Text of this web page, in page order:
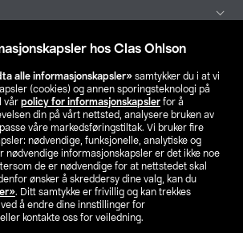
hos Clas Ohlson
alle informasjonskapsler» samtykker du i at vi
(cookies) og annen sporingsteknologi på
vår policy for informasjonskapsler for å
din på vårt nettsted, analysere bruken av
våre markedsføringstiltak. Vi bruker fire
nødvendige, funksjonelle, analytiske og
nødvendige informasjonskapsler er det ikke noe
de er nødvendige for at nettstedet skal
ønsker å skreddersy dine valg, kan du
. Ditt samtykke er frivillig og kan trekkes
å endre dine innstillinger for
kontakte oss for veiledning.
Finn din butikk
SE NO FI